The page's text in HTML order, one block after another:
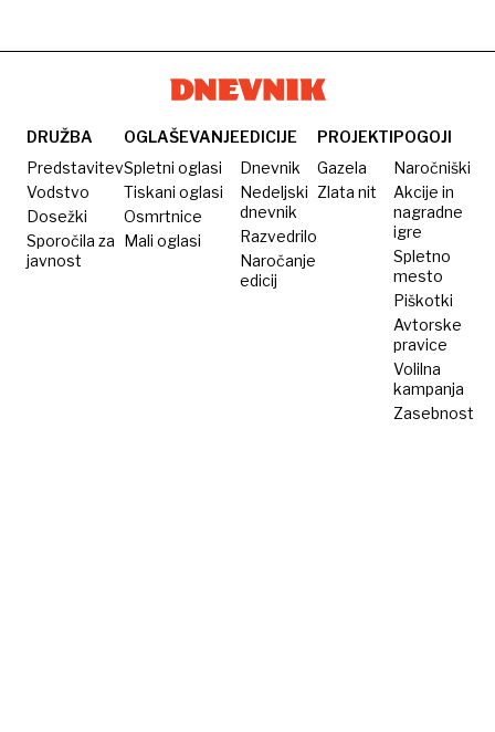
DRUŽBA
Predstavitev
Vodstvo
Dosežki
Sporočila za
javnost
OGLAŠEVANJE
Spletni oglasi
Tiskani oglasi
Osmrtnice
Mali oglasi
EDICIJE
Dnevnik
Nedeljski
dnevnik
Razvedrilo
Naročanje
edicij
PROJEKTI
Gazela
Zlata nit
POGOJI
Naročniški
Akcije in
nagradne
igre
Spletno
mesto
Piškotki
Avtorske
pravice
Volilna
kampanja
Zasebnost